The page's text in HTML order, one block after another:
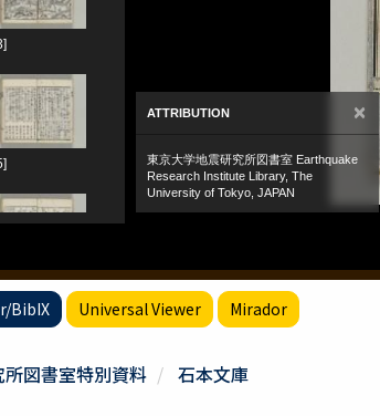
BibIX Universal Viewer Mirador
図書室特別資料 石本文庫